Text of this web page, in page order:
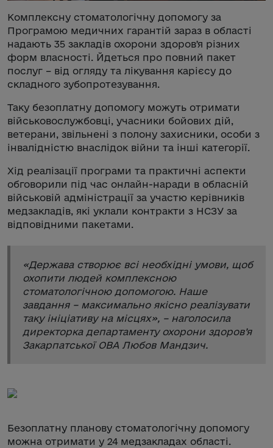
Комплексну стоматологічну допомогу за
Програмою медичних гарантій зараз в області
надають 35 закладів охорони здоровʼя різних
форм власності. Йдеться про повний пакет
послуг – від огляду та лікування карієсу до
складного зубопротезування.
Таку безоплатну допомогу можуть отримати
військовослужбовці, учасники бойових дій,
ветерани, звільнені з полону захисники, особи з
інвалідністю внаслідок війни та інші категорії.
Хід реалізації програми та практичні аспекти
обговорили під час онлайн-наради в обласній
військовій адміністрації за участю керівників
медзакладів, які уклали контракти з НСЗУ за
відповідними пакетами.
«Держава створює всі необхідні умови, щоб
охопити людей комплексною
стоматологічною допомогою. Наше
завдання – максимально якісно реалізувати
таку ініціативу на місцях», – наголосила
директорка департаменту охорони здоров’я
Закарпатської ОВА Любов Мандзич.
Безоплатну планову стоматологічну допомогу
можна отримати у 24 медзакладах області.